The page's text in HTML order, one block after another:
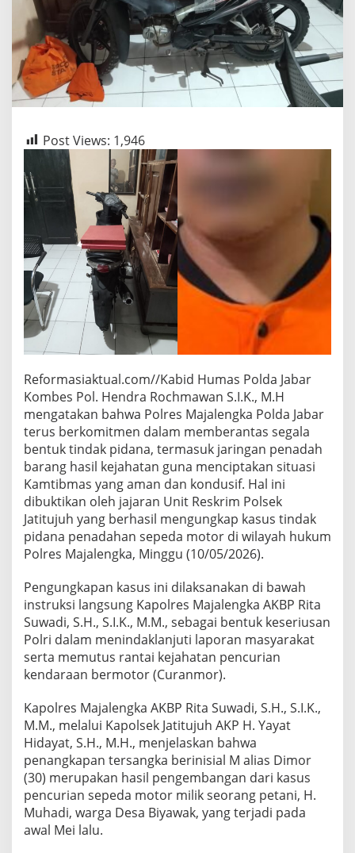
Post Views: 1,946
Reformasiaktual.com//Kabid Humas Polda Jabar
Kombes Pol. Hendra Rochmawan S.I.K., M.H
mengatakan bahwa Polres Majalengka Polda Jabar
terus berkomitmen dalam memberantas segala
bentuk tindak pidana, termasuk jaringan penadah
barang hasil kejahatan guna menciptakan situasi
Kamtibmas yang aman dan kondusif. Hal ini
dibuktikan oleh jajaran Unit Reskrim Polsek
Jatitujuh yang berhasil mengungkap kasus tindak
pidana penadahan sepeda motor di wilayah hukum
Polres Majalengka, Minggu (10/05/2026).
Pengungkapan kasus ini dilaksanakan di bawah
instruksi langsung Kapolres Majalengka AKBP Rita
Suwadi, S.H., S.I.K., M.M., sebagai bentuk keseriusan
Polri dalam menindaklanjuti laporan masyarakat
serta memutus rantai kejahatan pencurian
kendaraan bermotor (Curanmor).
Kapolres Majalengka AKBP Rita Suwadi, S.H., S.I.K.,
M.M., melalui Kapolsek Jatitujuh AKP H. Yayat
Hidayat, S.H., M.H., menjelaskan bahwa
penangkapan tersangka berinisial M alias Dimor
(30) merupakan hasil pengembangan dari kasus
pencurian sepeda motor milik seorang petani, H.
Muhadi, warga Desa Biyawak, yang terjadi pada
awal Mei lalu.